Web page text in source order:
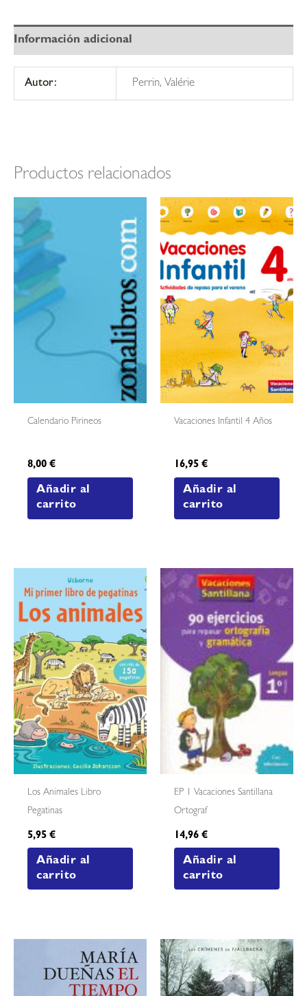
Información adicional
Autor: Perrin, Valérie
Productos relacionados
Calendario Pirineos
8,00€
Añadir al
carrito
Vacaciones Infantil 4 Años
16,95€
Añadir al
carrito
Los Animales Libro
Pegatinas
5,95€
Añadir al
carrito
EP 1 Vacaciones Santillana
Ortograf
14,96€
Añadir al
carrito